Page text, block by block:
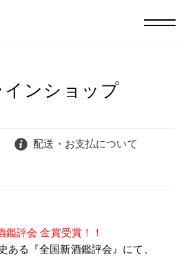
インショップ
配送・お支払について
評会 金賞受賞！！
ある『全国新酒鑑評会』にて、